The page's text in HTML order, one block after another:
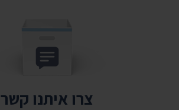
צרו איתנו קשר